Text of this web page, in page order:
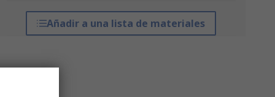
Añadir a una lista de materiales